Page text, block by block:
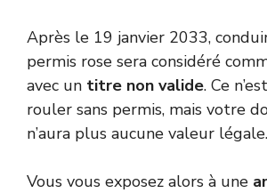
Après le 19 janvier 2033,
permis rose sera considéré
avec un titre non valide. Ce
rouler sans permis, mais votre
n’aura plus aucune valeur légale.
Vous vous exposez alors à une